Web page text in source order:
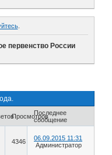
.
первенство России
ПросмотровПоследнее
сообщение
4346
06.09.2015 11:31
Администратор